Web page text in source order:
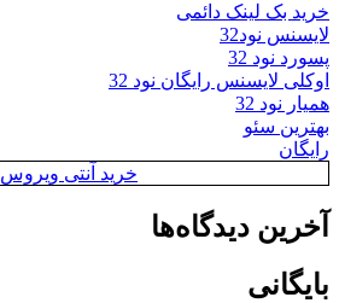
خرید بک لینک دائمی
لایسنس نود32
پسورد نود 32
اوکلی لایسنس رایگان نود 32
همیار نود 32
بهترین سئو
رایگان
خرید آنتی ویروس
آخرین دیدگاه‌ها
بایگانی